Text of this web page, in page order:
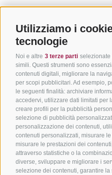
Utilizziamo i
tecnologie
Noi e altre 3 terze parti selezionate
simili. Questi strumenti sono
contenuti digitali, migliorare la
per scopi pubblicitari. Ad esempio,
le seguenti finalità: archiviare
accedervi, utilizzare dati limitati per
creare profili per la pubblicità
selezione di pubblicità
personalizzazione dei contenuti,
contenuti personalizzati, misurare
misurare le prestazioni dei
attraverso statistiche o la
diverse, sviluppare e migliorare i
selezione dei contenuti, garantire